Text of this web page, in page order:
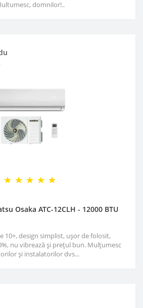
domnilor!..
Osaka ATC-12CLH - 12000 BTU
10+, design simplist, ușor de folosit,
nu vibrează și prețul bun. Mulțumesc
și instalatorilor dvs...